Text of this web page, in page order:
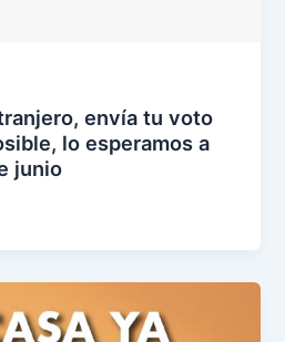
envía tu voto
lo esperamos a
junio